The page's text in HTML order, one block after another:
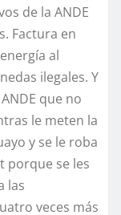
de la ANDE
Factura en
al
ilegales. Y
que no
le meten la
y se le roba
porque se les
las
veces más